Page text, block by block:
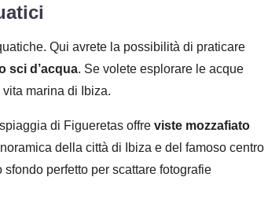
Qui avrete la possibilità di praticare
sci d’acqua. Se volete esplorare le acque
marina di Ibiza.
di Figueretas offre viste mozzafiato
della città di Ibiza e del famoso centro
perfetto per scattare fotografie